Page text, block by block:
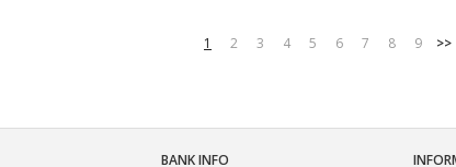
1 2 3 4 5 6 7 8 9 >>
BANK INFO